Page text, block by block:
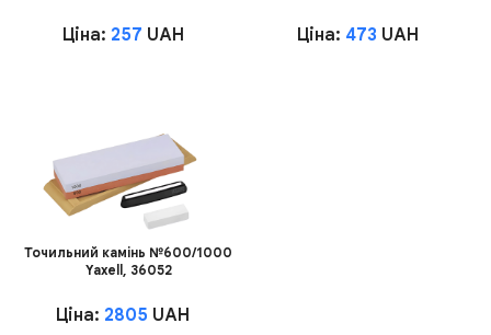
Ціна: 257 UAH Ціна: 473 UAH
Точильний камінь №600/1000
Yaxell, 36052
Ціна: 2805 UAH